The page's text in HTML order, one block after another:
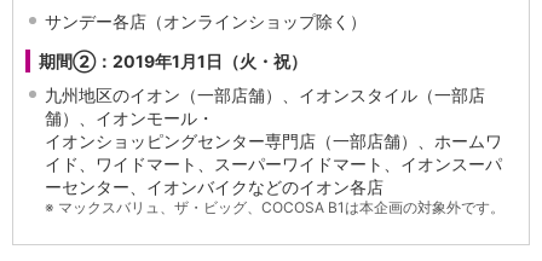
WealthNavi for イオン銀行（ロボアドバイザー）
まいクラウドファンディング
ローン
住宅ローン
新規お借入れの方
お借換えの方
フラット35
サンデー各店（オンラインショップ除く）
期間②：2019年1月1日（火・祝）
九州地区のイオン（一部店舗）、イオンスタイル（一部店
舗）、イオンモール・
イオンショッピングセンター専門店（一部店舗）、ホームワ
イド、ワイドマート、スーパーワイドマート、イオンスーパ
ーセンター、イオンバイクなどのイオン各店
※ マックスバリュ、ザ・ビッグ、COCOSA B1は本企画の対象外です。